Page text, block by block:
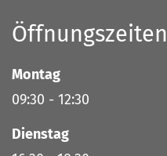
Öffnungszeiten
Montag
09:30 - 12:30
Dienstag